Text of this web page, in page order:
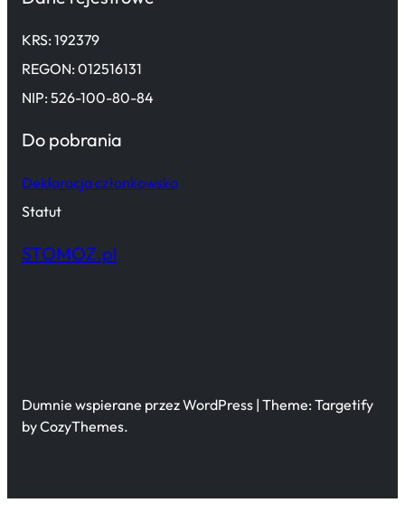
KRS: 192379
REGON: 012516131
NIP: 526-100-80-84
Do pobrania
Deklaracja członkowska
Statut
STOMOZ.pl
Dumnie wspierane przez WordPress | Theme: Targetify
by CozyThemes.